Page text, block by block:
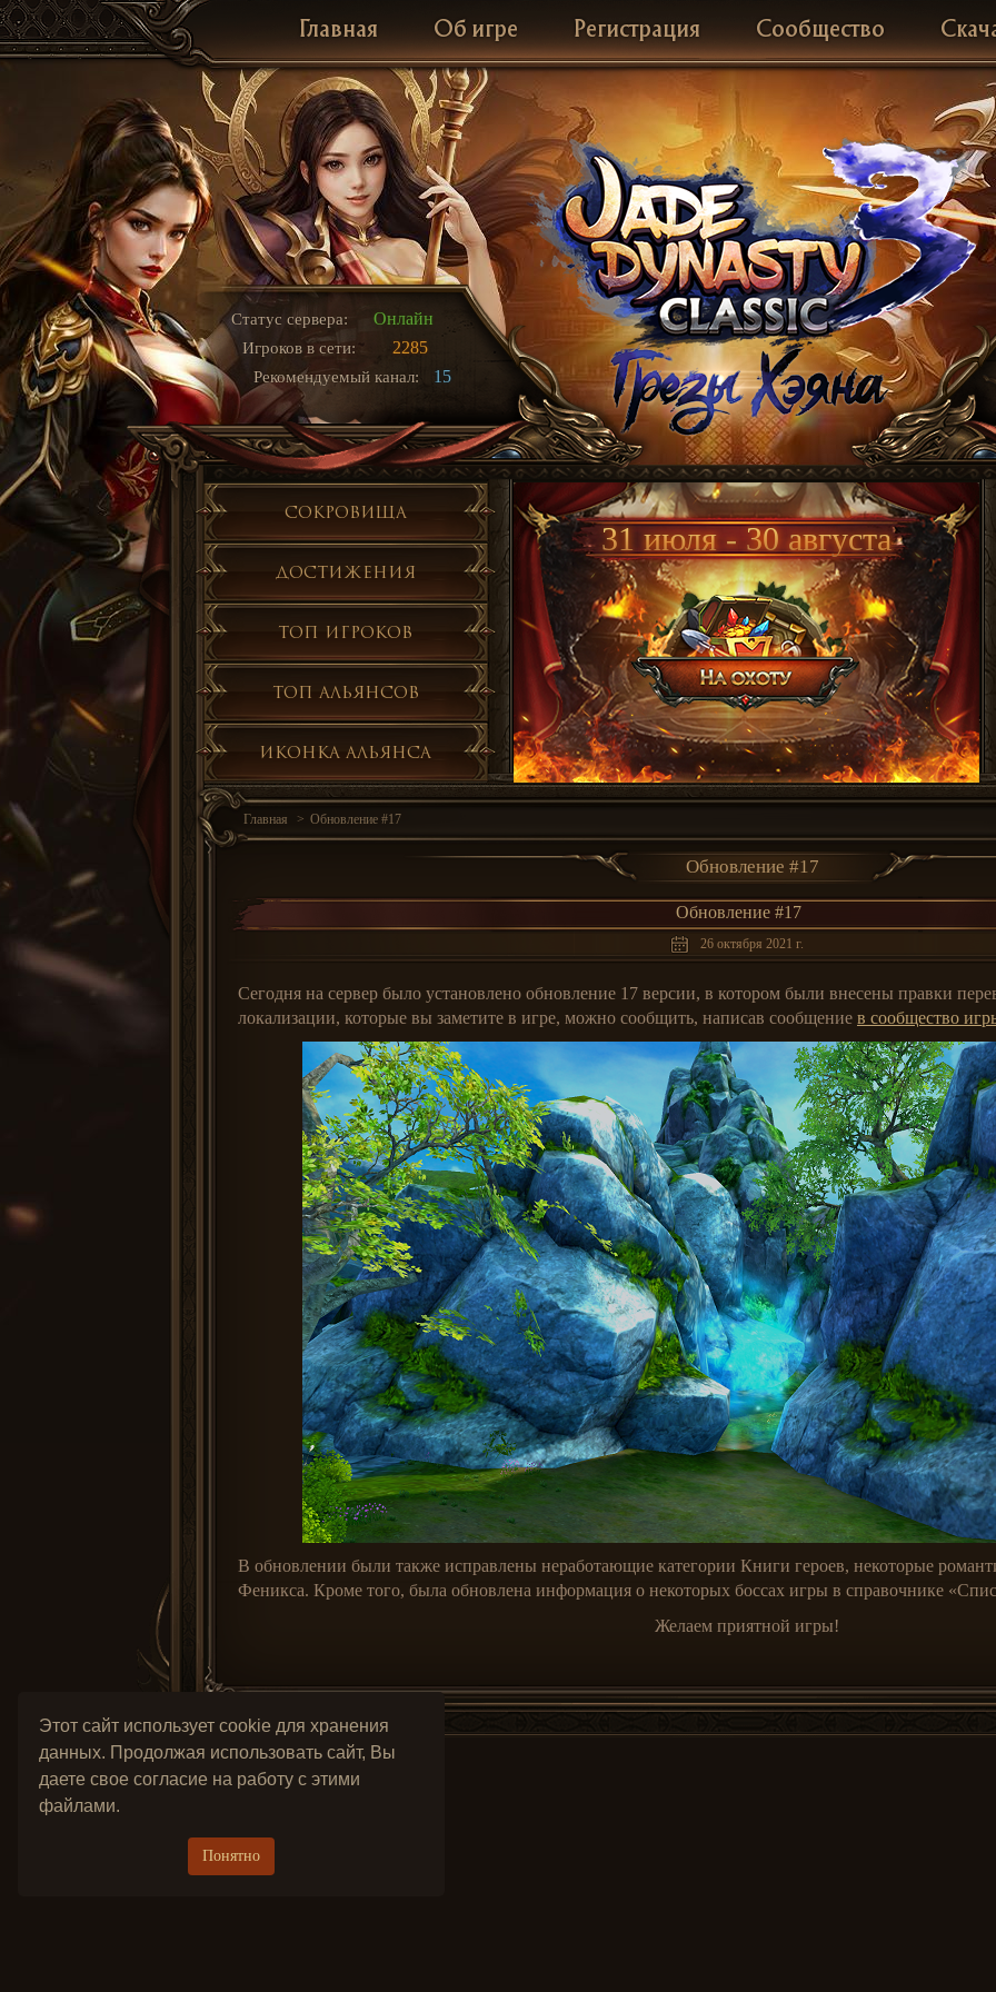
Этот сайт использует cookie для хранения
данных. Продолжая использовать сайт, Вы
даете свое согласие на работу с этими
файлами.
Понятно
Главная Об игре Регистрация Сообщество
Статус сервера: Онлайн
Игроков в сети: 2285
Рекомендуемый канал: 15
Сокровища
Достижения
Топ игроков
Топ альянсов
Иконка альянса
31 июля - 30 августа
Главная Обновление #17
Обновление #17
Обновление #17
26 октября 2021 г.
Сегодня на сервер было установлено обновление 17 версии, в котором были внесены правки
локализации, которые вы заметите в игре, можно сообщить, написав сообщение в сообщество
В обновлении были также исправлены неработающие категории Книги героев, некоторые
Феникса. Кроме того, была обновлена информация о некоторых боссах игры в справочнике
Желаем приятной игры!